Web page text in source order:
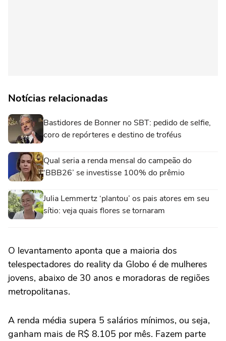
Notícias relacionadas
Bastidores de Bonner no SBT: pedido de selfie,
coro de repórteres e destino de troféus
Qual seria a renda mensal do campeão do
‘BBB26’ se investisse 100% do prêmio
Julia Lemmertz ‘plantou’ os pais atores em seu
sítio: veja quais flores se tornaram
O levantamento aponta que a maioria dos
telespectadores do reality da Globo é de mulheres
jovens, abaixo de 30 anos e moradoras de regiões
metropolitanas.
A renda média supera 5 salários mínimos, ou seja,
ganham mais de R$ 8.105 por mês. Fazem parte